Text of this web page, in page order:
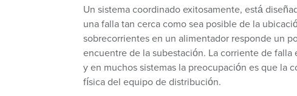
Un sistema coordinado exitosamente, está
una falla tan cerca como sea posible de la
sobrecorrientes en un alimentador responde un
encuentre de la subestación. La corriente de
y en muchos sistemas la preocupación es que la
física del equipo de distribución.